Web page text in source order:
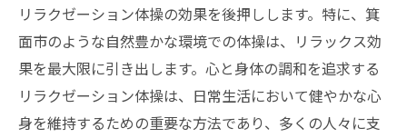
リラクゼーション体操の効果を後押しします。特に、箕
面市のような自然豊かな環境での体操は、リラックス効
果を最大限に引き出します。心と身体の調和を追求する
リラクゼーション体操は、日常生活において健やかな心
身を維持するための重要な方法であり、多くの人々に支